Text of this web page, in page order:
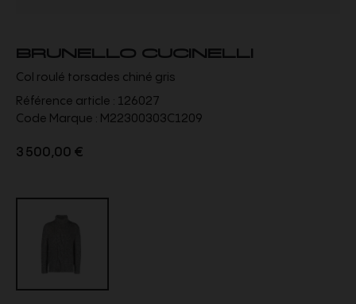
BRUNELLO CUCINELLI
Col roulé torsades chiné gris
Référence article : 126027
Code Marque : M22300303C1209
3 500,00 €